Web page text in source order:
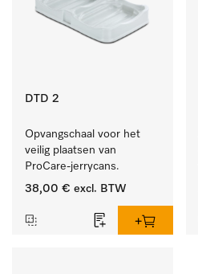
DTD 2
Opvangschaal voor het
veilig plaatsen van
ProCare-jerrycans.
38,00 € excl. BTW